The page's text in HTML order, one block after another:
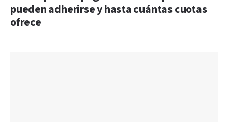
pueden adherirse y hasta cuántas cuotas
ofrece